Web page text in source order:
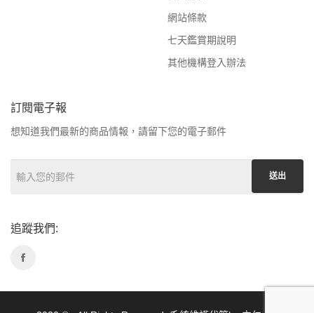
網站條款
七天鑑賞期說明
其他機構登入辦法
訂閱電子報
想知道我們最新的商品情報，請留下您的電子郵件
送出
追蹤我們: